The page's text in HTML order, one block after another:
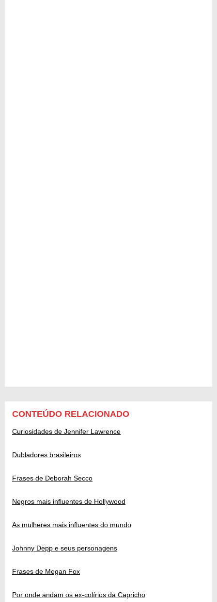
CONTEÚDO RELACIONADO
Curiosidades de Jennifer Lawrence
Dubladores brasileiros
Frases de Deborah Secco
Negros mais influentes de Hollywood
As mulheres mais influentes do mundo
Johnny Depp e seus personagens
Frases de Megan Fox
Por onde andam os ex-colírios da Capricho